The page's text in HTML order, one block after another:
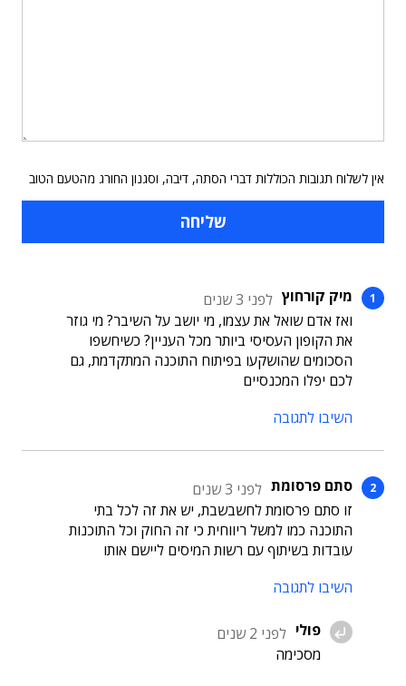
אין לשלוח תגובות הכוללות דברי הסתה, דיבה, וסגנון החורג מהטעם הטוב
מיק קורחוץ לפני 3 שנים
ואז אדם שואל את עצמו, מי יושב על השיבר? מי גוזר
את הקופון העסיסי ביותר מכל העניין? כשיחשפו
הסכומים שהושקעו בפיתוח התוכנה המתקדמת, גם
לכם יפלו המכנסיים
השיבו לתגובה
סתם פרסומת לפני 3 שנים
זו סתם פרסומת לחשבשבת, יש את זה לכל בתי
התוכנה כמו למשל ריווחית כי זה החוק וכל התוכנות
עובדות בשיתוף עם רשות המיסים ליישם אותו
השיבו לתגובה
פולי לפני 2 שנים
מסכימה